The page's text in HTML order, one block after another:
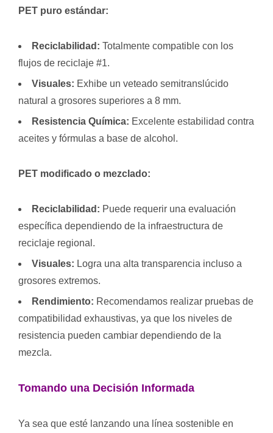
PET puro estándar:
Reciclabilidad: Totalmente compatible con los
flujos de reciclaje #1.
Visuales: Exhibe un veteado semitranslúcido
natural a grosores superiores a 8 mm.
Resistencia Química: Excelente estabilidad contra
aceites y fórmulas a base de alcohol.
PET modificado o mezclado:
Reciclabilidad: Puede requerir una evaluación
específica dependiendo de la infraestructura de
reciclaje regional.
Visuales: Logra una alta transparencia incluso a
grosores extremos.
Rendimiento: Recomendamos realizar pruebas de
compatibilidad exhaustivas, ya que los niveles de
resistencia pueden cambiar dependiendo de la
mezcla.
Tomando una Decisión Informada
Ya sea que esté lanzando una línea sostenible en